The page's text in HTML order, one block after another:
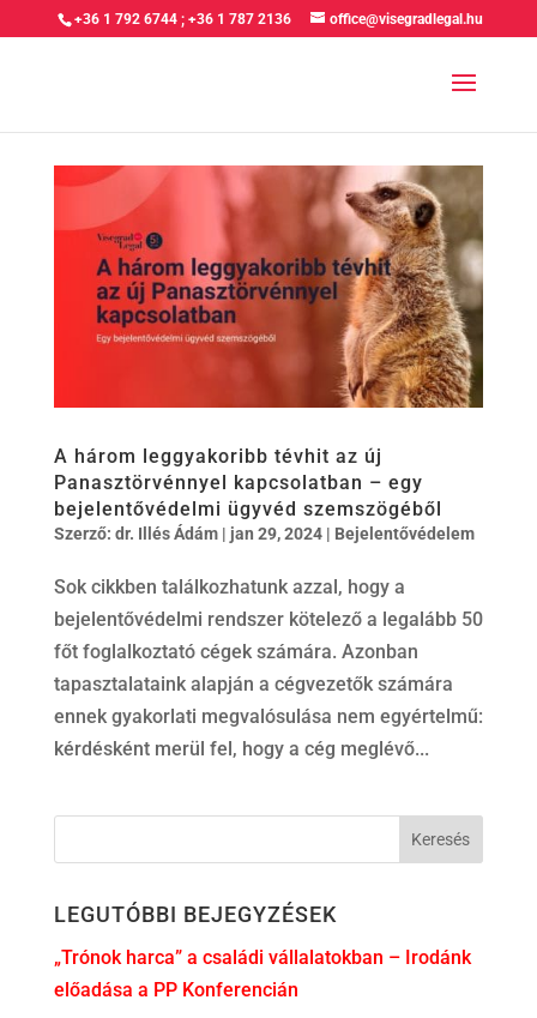
+36 1 792 6744 ;+36 1 787 2136 office@visegradlegal.hu
A három leggyakoribb tévhit az új
Panasztörvénnyel kapcsolatban – egy
bejelentővédelmi ügyvéd szemszögéből
Szerző: dr. Illés Ádám| jan 29, 2024| Bejelentővédelem
Sok cikkben találkozhatunk azzal, hogy a
bejelentővédelmi rendszer kötelező a legalább 50
főt foglalkoztató cégek számára. Azonban
tapasztalataink alapján a cégvezetők számára
ennek gyakorlati megvalósulása nem egyértelmű:
kérdésként merül fel, hogy a cég meglévő...
LEGUTÓBBI BEJEGYZÉSEK
„Trónok harca” a családi vállalatokban – Irodánk
előadása a PP Konferencián